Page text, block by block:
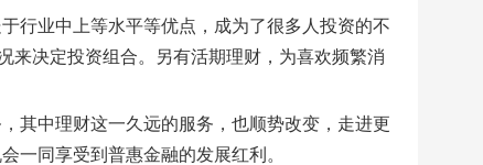
行业中上等水平等优点，成为了很多人投资的不
决定投资组合。另有活期理财，为喜欢频繁消
其中理财这一久远的服务，也顺势改变，走进更
一同享受到普惠金融的发展红利。